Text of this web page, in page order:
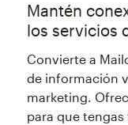
Mantén
los servicios
Convierte a
de información
marketing.
para que